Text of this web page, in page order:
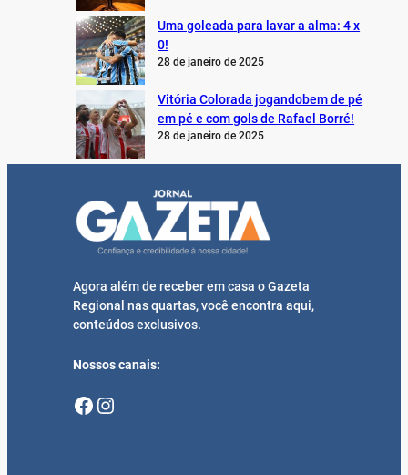
Uma goleada para lavar a alma: 4 x
0!
28 de janeiro de 2025
Vitória Colorada jogandobem de pé
em pé e com gols de Rafael Borré!
28 de janeiro de 2025
Agora além de receber em casa o Gazeta
Regional nas quartas, você encontra aqui,
conteúdos exclusivos.
Nossos canais:
Facebook Instagram